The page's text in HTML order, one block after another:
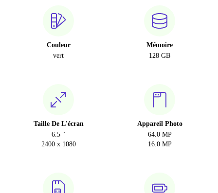
Couleur
vert
Mémoire
128 GB
Taille De L'écran
6.5 "
2400 x 1080
Appareil Photo
64.0 MP
16.0 MP